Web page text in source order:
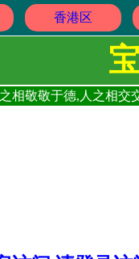
香港区
相敬敬于德,人之相